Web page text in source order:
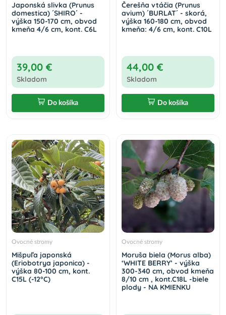
Japonská slivka (Prunus
domestica) ´SHIRO´ -
výška 150-170 cm, obvod
kmeňa 4/6 cm, kont. C6L
39,00 €
Skladom
Do košíka
Čerešňa vtáčia (Prunus
avium) ´BURLAT´ - skorá,
výška 160-180 cm, obvod
kmeňa: 4/6 cm, kont. C10L
44,00 €
Skladom
Do košíka
Ovocné stromy
Mišpuľa japonská
(Eriobotrya japonica) -
výška 80-100 cm, kont.
C15L (-12°C)
Ovocné stromy
Moruša biela (Morus alba)
‘WHITE BERRY’ - výška
300-340 cm, obvod kmeňa
8/10 cm , kont.C18L -biele
plody - NA KMIENKU